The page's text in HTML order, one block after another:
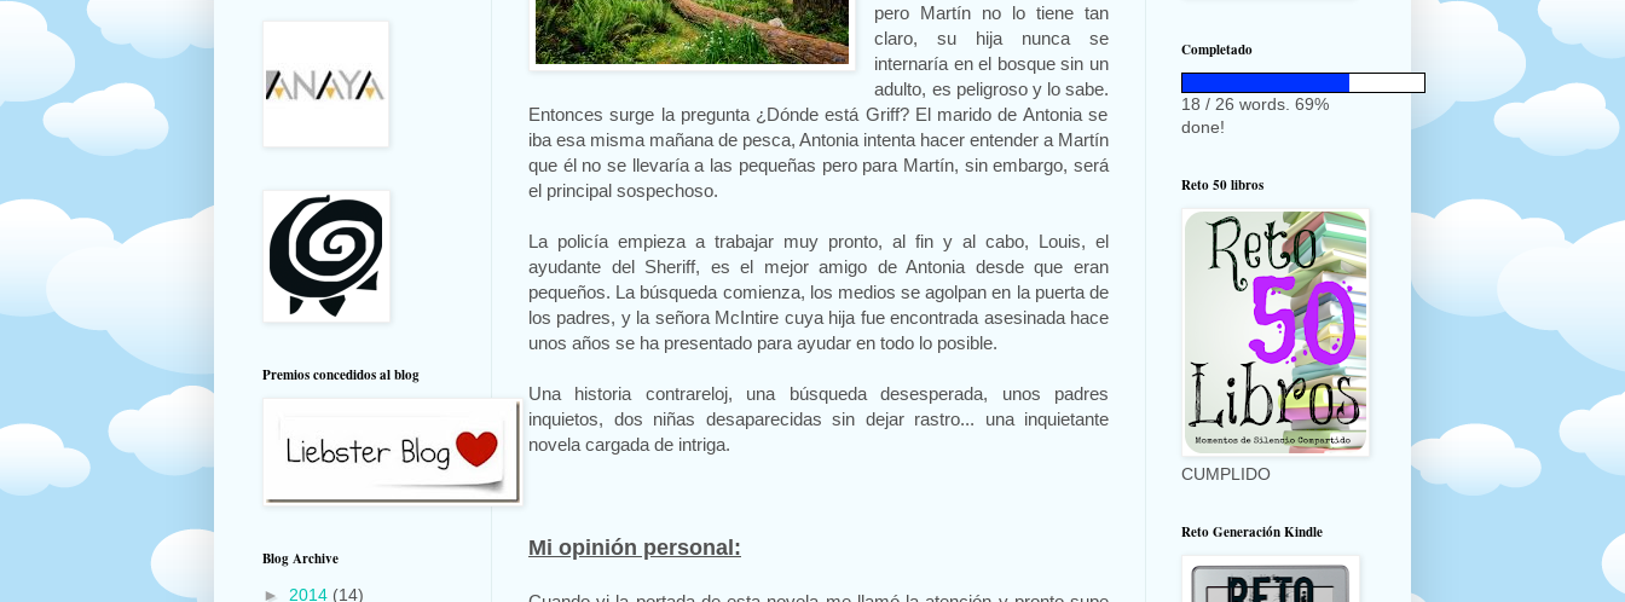
pero Martín no lo tiene tan
claro, su hija nunca se
internaría en el bosque sin un
adulto, es peligroso y lo sabe.
Entonces surge la pregunta ¿Dónde está Griff? El marido de Antonia se
iba esa misma mañana de pesca, Antonia intenta hacer entender a Martín
que él no se llevaría a las pequeñas pero para Martín, sin embargo, será
el principal sospechoso.
La policía empieza a trabajar muy pronto, al fin y al cabo, Louis, el
ayudante del Sheriff, es el mejor amigo de Antonia desde que eran
pequeños. La búsqueda comienza, los medios se agolpan en la puerta de
los padres, y la señora McIntire cuya hija fue encontrada asesinada hace
unos años se ha presentado para ayudar en todo lo posible.
Una historia contrareloj, una búsqueda desesperada, unos padres
inquietos, dos niñas desaparecidas sin dejar rastro... una inquietante
novela cargada de intriga.
Mi opinión personal:
Premios concedidos al blog
Blog Archive
► 2014 (14)
Completado
18 / 26 words. 69%
done!
Reto 50 libros
CUMPLIDO
Reto Generación Kindle